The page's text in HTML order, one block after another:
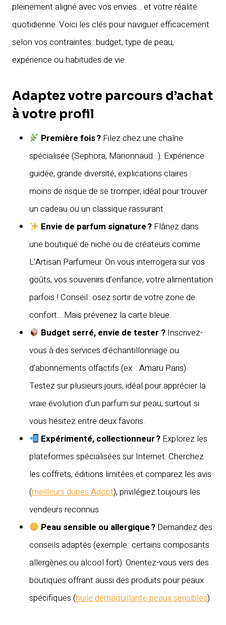
pleinement aligné avec vos envies… et votre réalité
quotidienne. Voici les clés pour naviguer efficacement
selon vos contraintes : budget, type de peau,
expérience ou habitudes de vie.
Adaptez votre parcours d’achat
à votre profil
Première fois ? Filez chez une chaîne
spécialisée (Sephora, Marionnaud…). Expérience
guidée, grande diversité, explications claires :
moins de risque de se tromper, idéal pour trouver
un cadeau ou un classique rassurant.
Envie de parfum signature ? Flânez dans
une boutique de niche ou de créateurs comme
L’Artisan Parfumeur. On vous interrogera sur vos
goûts, vos souvenirs d’enfance, votre alimentation
parfois ! Conseil : osez sortir de votre zone de
confort… Mais prévenez la carte bleue.
Budget serré, envie de tester ? Inscrivez-
vous à des services d’échantillonnage ou
d’abonnements olfactifs (ex. : Amaru Paris).
Testez sur plusieurs jours, idéal pour apprécier la
vraie évolution d’un parfum sur peau, surtout si
vous hésitez entre deux favoris.
Expérimenté, collectionneur ? Explorez les
plateformes spécialisées sur Internet. Cherchez
les coffrets, éditions limitées et comparez les avis
(meilleurs dupes Adopt), privilégiez toujours les
vendeurs reconnus.
Peau sensible ou allergique ? Demandez des
conseils adaptés (exemple : certains composants
allergènes ou alcool fort). Orientez-vous vers des
boutiques offrant aussi des produits pour peaux
spécifiques (huile démaquillante peaux sensibles).